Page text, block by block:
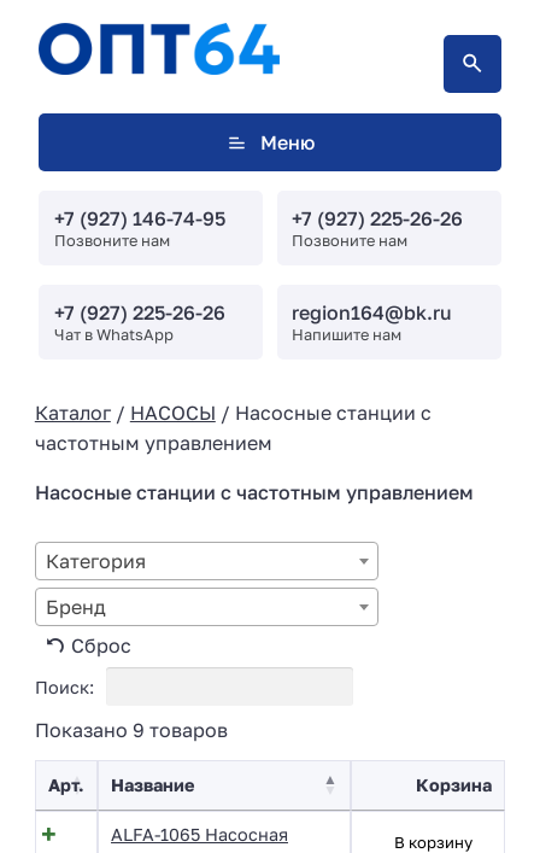
Меню
+7 (927) 146-74-95
Позвоните нам
+7 (927) 225-26-26
Позвоните нам
+7 (927) 225-26-26
Чат в WhatsApp
region164@bk.ru
Напишите нам
Каталог/ НАСОСЫ / Насосные станции с
частотным управлением
Насосные станции с частотным управлением
Категория
Бренд
Сброс
Поиск:
Показано 9 товаров
Арт. Название Корзина
ALFA-1065 Насосная
В корзину